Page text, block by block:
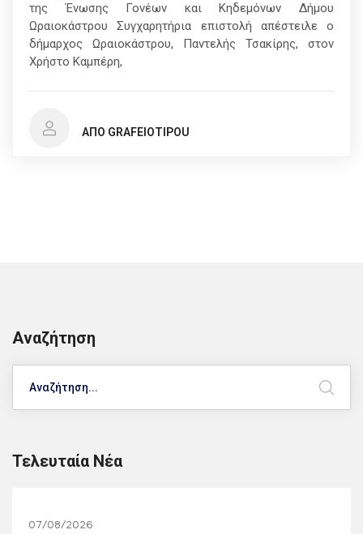
της Ένωσης Γονέων και Κηδεμόνων Δήμου
Ωραιοκάστρου Συγχαρητήρια επιστολή απέστειλε ο
δήμαρχος Ωραιοκάστρου, Παντελής Τσακίρης, στον
Χρήστο Καμπέρη,
ΑΠΌ GRAFEIOTIPOU
Αναζήτηση
Τελευταία Νέα
07/08/2026